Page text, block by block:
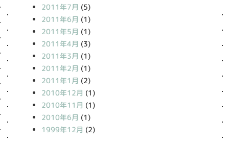
2011年7月 (5)
2011年6月 (1)
2011年5月 (1)
2011年4月 (3)
2011年3月 (1)
2011年2月 (1)
2011年1月 (2)
2010年12月 (1)
2010年11月 (1)
2010年6月 (1)
1999年12月 (2)